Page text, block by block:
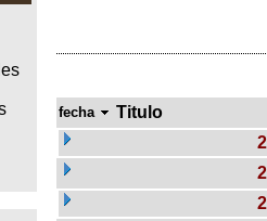
fecha Titulo